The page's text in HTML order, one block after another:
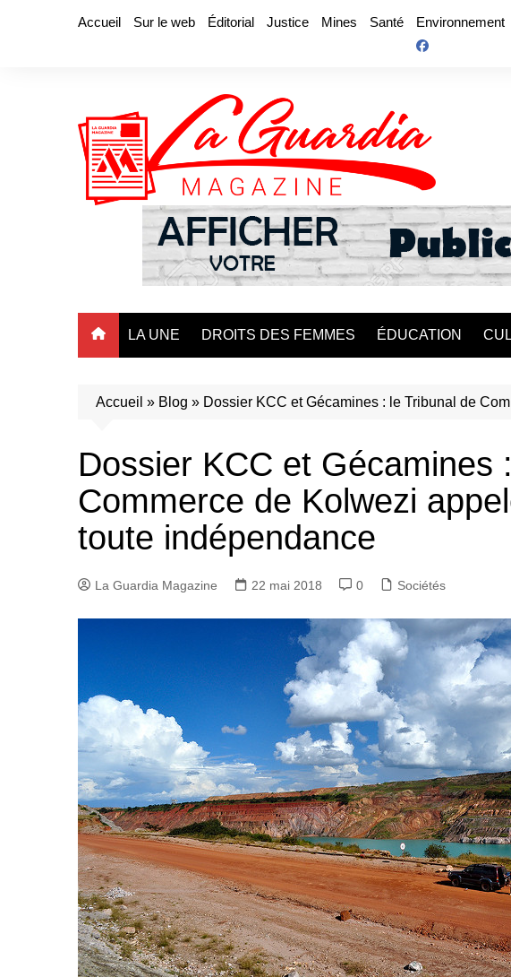
Accueil Sur le web Éditorial Justice Mines Santé Environnement
LA UNE DROITS DES FEMMES ÉDUCATION
Accueil » Blog » Dossier KCC et Gécamines : le Tribunal de
Dossier KCC et Gécamines
Commerce de Kolwezi
toute indépendance
La Guardia Magazine 22 mai 2018 0 Sociétés